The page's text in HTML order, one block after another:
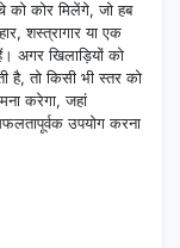
कोर मिलेंगे, जो हब
शस्त्रागार या एक
अगर खिलाड़ियों को
है, तो किसी भी स्तर को
करेगा, जहां
उपयोग करना